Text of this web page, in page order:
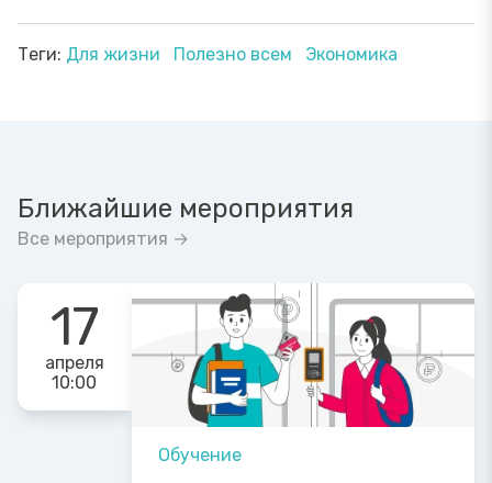
Теги: Для жизни Полезно всем Экономика
Ближайшие мероприятия
Все мероприятия →
17
апреля
10:00
Обучение